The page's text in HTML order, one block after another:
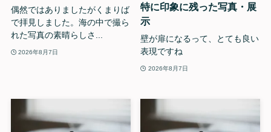
偶然ではありましたがくまりば
で拝見しました。海の中で撮ら
れた写真の素晴らしさ...
2026年8月7日
特に印象に残った写真・展
示
壁が扉になるって、とても良い
表現ですね
2026年8月7日